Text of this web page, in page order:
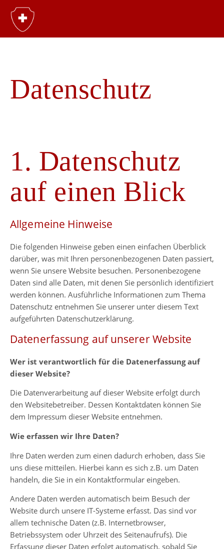
Datenschutz
1. Datenschutz
auf einen Blick
Allgemeine Hinweise
Die folgenden Hinweise geben einen einfachen Überblick
darüber, was mit Ihren personenbezogenen Daten passiert,
wenn Sie unsere Website besuchen. Personenbezogene
Daten sind alle Daten, mit denen Sie persönlich identifiziert
werden können. Ausführliche Informationen zum Thema
Datenschutz entnehmen Sie unserer unter diesem Text
aufgeführten Datenschutzerklärung.
Datenerfassung auf unserer Website
Wer ist verantwortlich für die Datenerfassung auf
dieser Website?
Die Datenverarbeitung auf dieser Website erfolgt durch
den Websitebetreiber. Dessen Kontaktdaten können Sie
dem Impressum dieser Website entnehmen.
Wie erfassen wir Ihre Daten?
Ihre Daten werden zum einen dadurch erhoben, dass Sie
uns diese mitteilen. Hierbei kann es sich z.B. um Daten
handeln, die Sie in ein Kontaktformular eingeben.
Andere Daten werden automatisch beim Besuch der
Website durch unsere IT-Systeme erfasst. Das sind vor
allem technische Daten (z.B. Internetbrowser,
Betriebssystem oder Uhrzeit des Seitenaufrufs). Die
Erfassung dieser Daten erfolgt automatisch, sobald Sie